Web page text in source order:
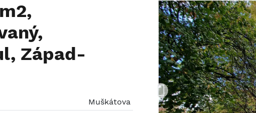
Západ-
Muškátova